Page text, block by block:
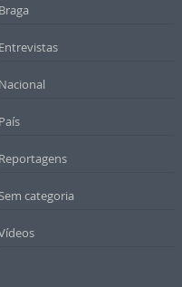
Braga
Entrevistas
Nacional
País
Reportagens
categoria